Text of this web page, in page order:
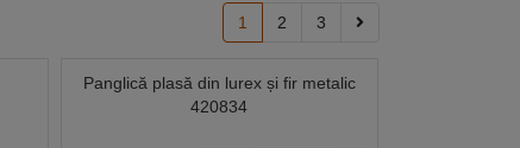
1 2 3
Panglică plasă din lurex și fir metalic
420834